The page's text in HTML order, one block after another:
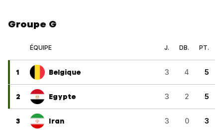
Groupe G
ÉQUIPE J. DB. PT.
1 Belgique 3 4 5
2 Egypte 3 2 5
3 Iran 3 0 3